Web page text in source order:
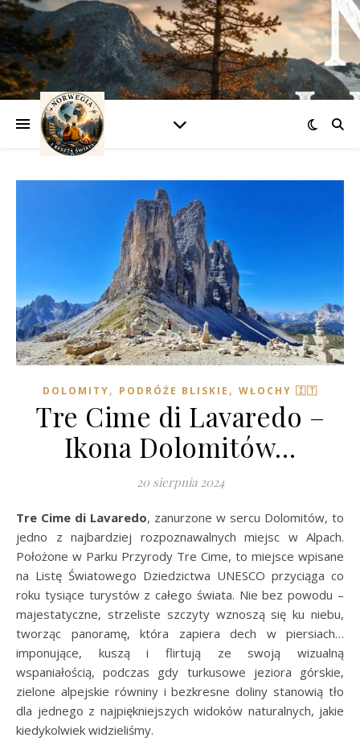
DOLOMITY, PODRÓŻE BLISKIE , WŁOCHY 🇮🇹
Tre Cime di Lavaredo –
Ikona Dolomitów…
20 sierpnia 2024
Tre Cime di Lavaredo, zanurzone w sercu Dolomitów, to
jedno z najbardziej rozpoznawalnych miejsc w Alpach.
Położone w Parku Przyrody Tre Cime, to miejsce wpisane
na Listę Światowego Dziedzictwa UNESCO przyciąga co
roku tysiące turystów z całego świata. Nie bez powodu –
majestatyczne, strzeliste szczyty wznoszą się ku niebu,
tworząc panoramę, która zapiera dech w piersiach…
imponujące, kuszą i flirtują ze swoją wizualną
wspaniałością, podczas gdy turkusowe jeziora górskie,
zielone alpejskie równiny i bezkresne doliny stanowią tło
dla jednego z najpiękniejszych widoków naturalnych, jakie
kiedykolwiek widzieliśmy.